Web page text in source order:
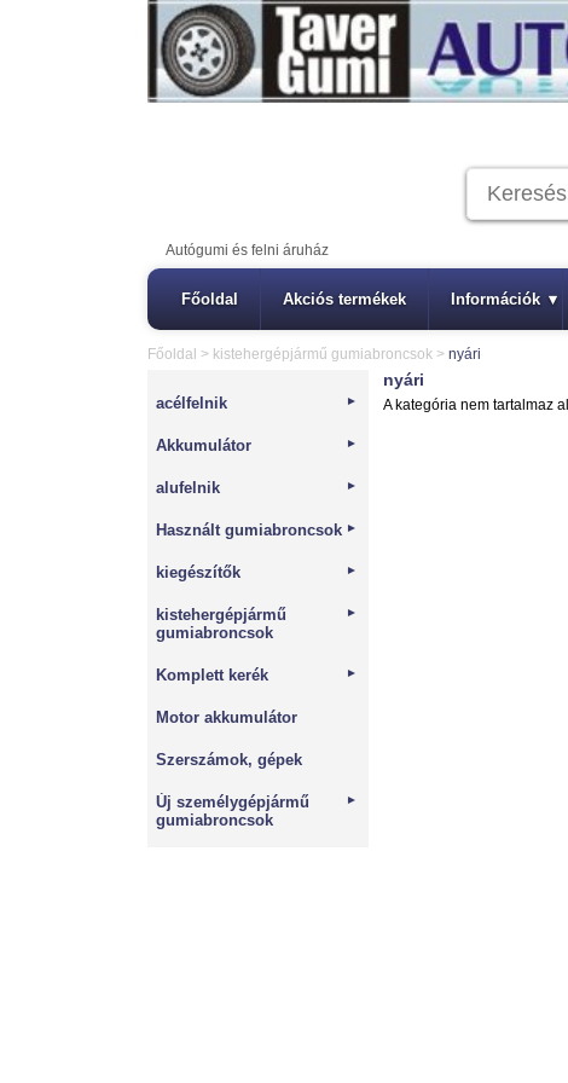
Autógumi és felni áruház
Főoldal Akciós termékek Információk ▾
Főoldal > kistehergépjármű gumiabroncsok > nyári
acélfelnik ►
Akkumulátor ►
alufelnik ►
Használt gumiabroncsok ►
kiegészítők ►
kistehergépjármű
gumiabroncsok
►
Komplett kerék ►
Motor akkumulátor
Szerszámok, gépek
Új személygépjármű
gumiabroncsok
►
nyári
A kategória nem tartalmaz